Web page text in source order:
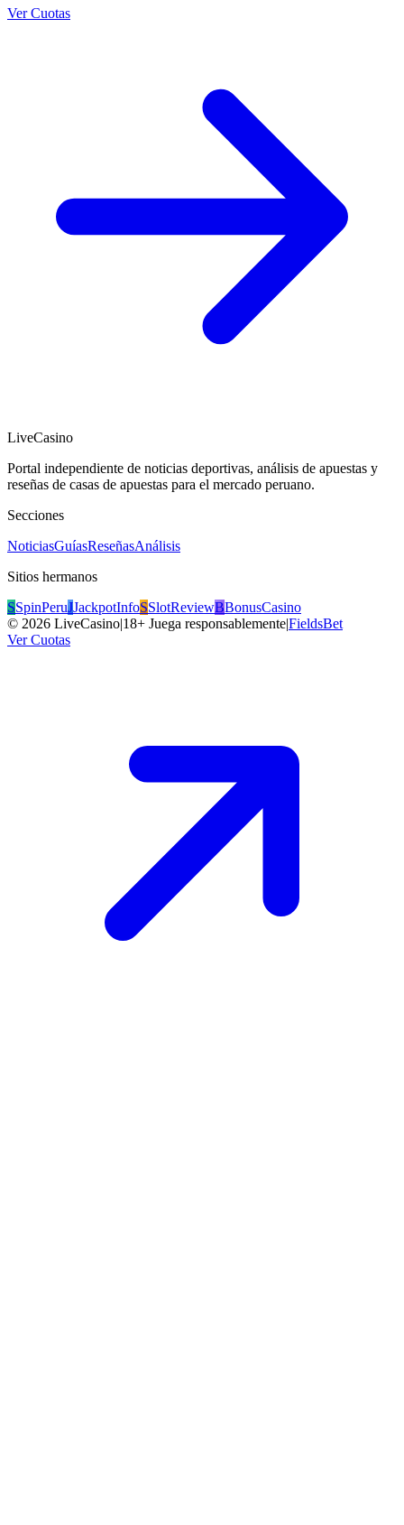
Ver Cuotas
LiveCasino
Portal independiente de noticias deportivas, análisis de apuestas y
reseñas de casas de apuestas para el mercado peruano.
Secciones
NoticiasGuíasReseñasAnálisis
Sitios hermanos
SSpinPeruJJackpotInfoSSlotReviewBBonusCasino
© 2026 LiveCasino|18+ Juega responsablemente|FieldsBet
Ver Cuotas